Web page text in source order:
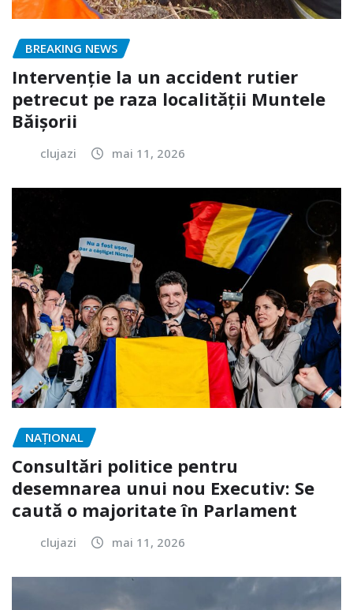
BREAKING NEWS
Intervenție la un accident rutier
petrecut pe raza localității Muntele
Băișorii
clujazi mai 11, 2026
NAŢIONAL
Consultări politice pentru
desemnarea unui nou Executiv: Se
caută o majoritate în Parlament
clujazi mai 11, 2026